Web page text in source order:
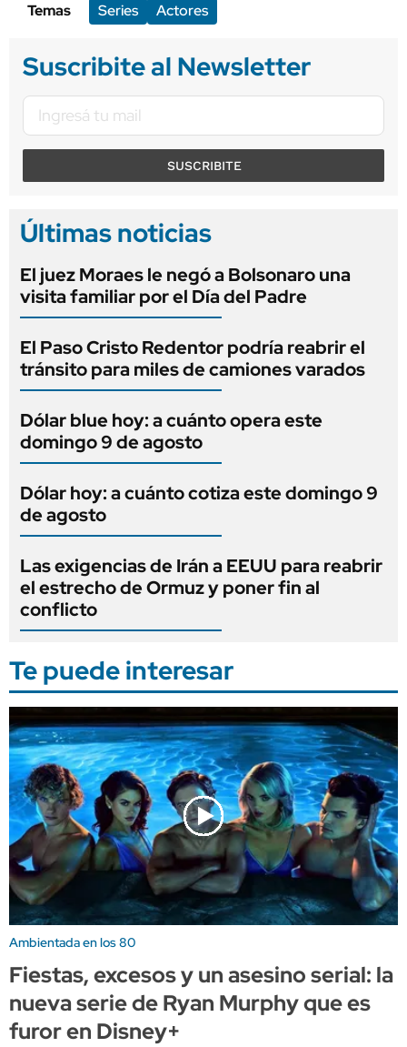
Temas
Series Actores
Suscribite al Newsletter
SUSCRIBITE
Últimas noticias
El juez Moraes le negó a Bolsonaro una
visita familiar por el Día del Padre
El Paso Cristo Redentor podría reabrir el
tránsito para miles de camiones varados
Dólar blue hoy: a cuánto opera este
domingo 9 de agosto
Dólar hoy: a cuánto cotiza este domingo 9
de agosto
Las exigencias de Irán a EEUU para reabrir
el estrecho de Ormuz y poner fin al
conflicto
Te puede interesar
Ambientada en los 80
Fiestas, excesos y un asesino serial: la
nueva serie de Ryan Murphy que es
furor en Disney+